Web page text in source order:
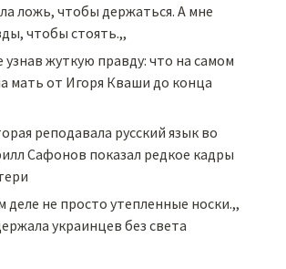
ложь, чтобы держаться. А мне
чтобы стоять.,,
узнав жуткую правду: что на самом
мать от Игоря Кваши до конца
реподавала русский язык во
Сафонов показал редкое кадры
деле не просто утепленные носки.,,
украинцев без света